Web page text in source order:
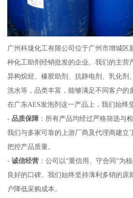
广州科珑化工有限公司位于广州市增城区
种化工助剂经销批发的企业。我们的主营
异构烷烃、橡胶助剂、抗静电剂、乳化剂
洗水等，品类丰富，能够满足不同客户的
在广东AES发泡剂这一产品上，我们始终
- 品质保障：所有产品均经过严格筛选与
我们与多家可靠的上游厂商及代理商建立
把控产品质量。
- 诚信经营：公司以“重信用、守合同”为
良好的口碑。我们始终坚持薄利多销的原
户降低采购成本。